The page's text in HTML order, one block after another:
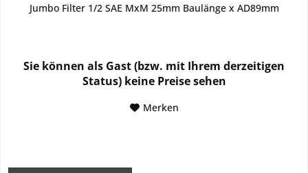
Jumbo Filter 1/2 SAE MxM 25mm Baulänge x AD89mm
Sie können als Gast (bzw. mit Ihrem derzeitigen
Status) keine Preise sehen
Merken